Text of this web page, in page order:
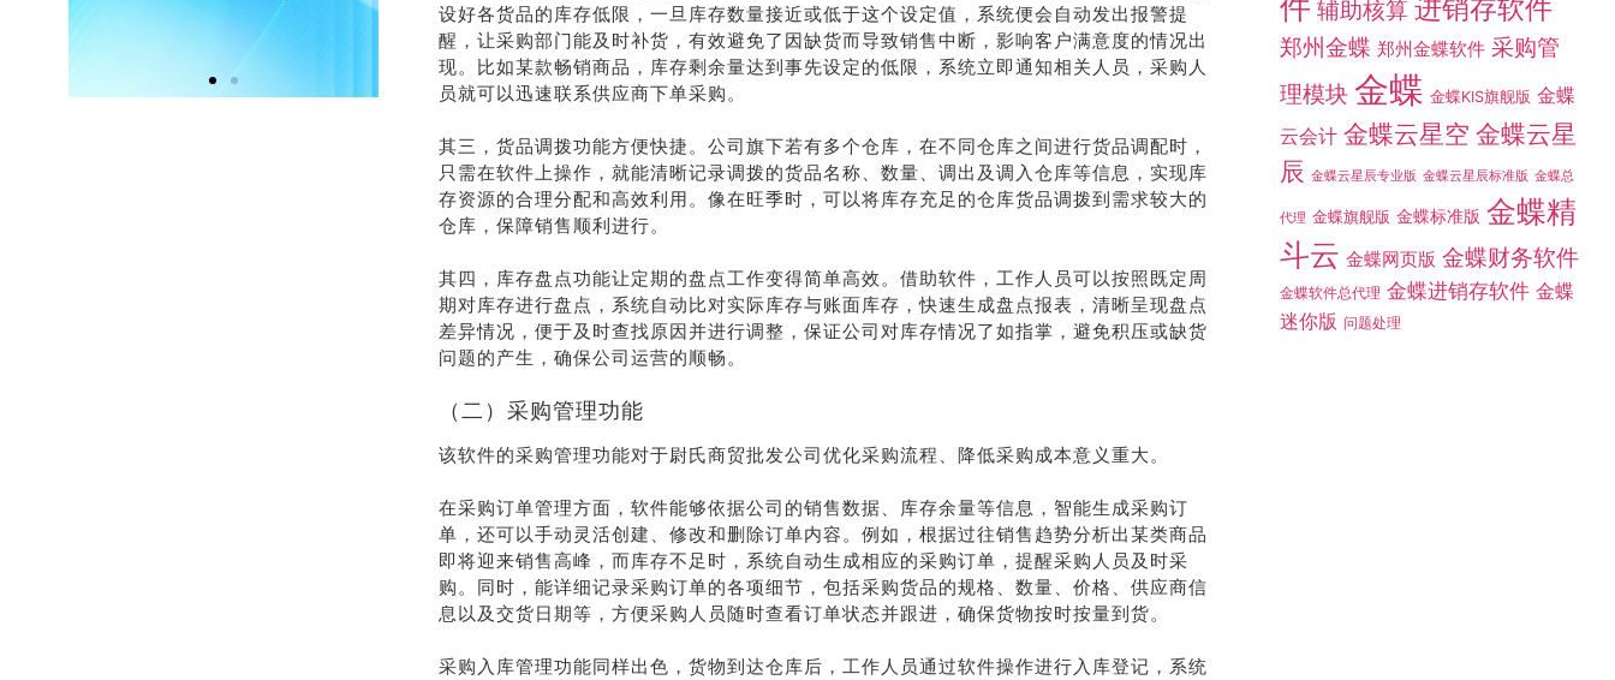
设好各货品的库存低限，一旦库存数量接近或低于这个设定值，系统便会自动发出报警提
醒，让采购部门能及时补货，有效避免了因缺货而导致销售中断，影响客户满意度的情况出
现。比如某款畅销商品，库存剩余量达到事先设定的低限，系统立即通知相关人员，采购人
员就可以迅速联系供应商下单采购。
其三，货品调拨功能方便快捷。公司旗下若有多个仓库，在不同仓库之间进行货品调配时，
只需在软件上操作，就能清晰记录调拨的货品名称、数量、调出及调入仓库等信息，实现库
存资源的合理分配和高效利用。像在旺季时，可以将库存充足的仓库货品调拨到需求较大的
仓库，保障销售顺利进行。
其四，库存盘点功能让定期的盘点工作变得简单高效。借助软件，工作人员可以按照既定周
期对库存进行盘点，系统自动比对实际库存与账面库存，快速生成盘点报表，清晰呈现盘点
差异情况，便于及时查找原因并进行调整，保证公司对库存情况了如指掌，避免积压或缺货
问题的产生，确保公司运营的顺畅。
（二）采购管理功能
该软件的采购管理功能对于尉氏商贸批发公司优化采购流程、降低采购成本意义重大。
在采购订单管理方面，软件能够依据公司的销售数据、库存余量等信息，智能生成采购订
单，还可以手动灵活创建、修改和删除订单内容。例如，根据过往销售趋势分析出某类商品
即将迎来销售高峰，而库存不足时，系统自动生成相应的采购订单，提醒采购人员及时采
购。同时，能详细记录采购订单的各项细节，包括采购货品的规格、数量、价格、供应商信
息以及交货日期等，方便采购人员随时查看订单状态并跟进，确保货物按时按量到货。
采购入库管理功能同样出色，货物到达仓库后，工作人员通过软件操作进行入库登记，系统
件 辅助核算 进销存软件
郑州金蝶
采购管
理模块 金蝶
金蝶
云会计 金蝶云星空 金蝶云星
辰
金蝶精
斗云
金蝶网页版 金蝶财务软件
金蝶软件总代理 金蝶进销存软件 金蝶
迷你版